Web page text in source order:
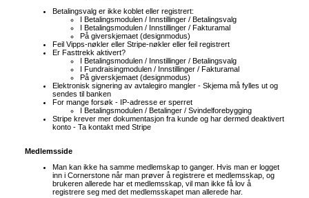
Advanced
Module
Audio
Calendar
Document
Form
Fundraising
Room
Betalingsvalg er ikke koblet eller registrert:
I Betalingsmodulen / Innstillinger / Betalingsvalg
I Betalingsmodulen / Innstillinger / Fakturamal
På giverskjemaet (designmodus)
Feil Vipps-nøkler eller Stripe-nøkler eller feil registrert
Er Fasttrekk aktivert?
I Betalingsmodulen / Innstillinger / Betalingsvalg
I Fundraisingmodulen / Innstillinger / Fakturamal
På giverskjemaet (designmodus)
Elektronisk signering av avtalegiro mangler - Skjema må fylles ut og
sendes til banken
For mange forsøk - IP-adresse er sperret
I Betalingsmodulen / Betalinger / Svindelforebygging
Stripe krever mer dokumentasjon fra kunde og har dermed deaktivert
konto - Ta kontakt med Stripe
Medlemsside
Man kan ikke ha samme medlemskap to ganger. Hvis man er logget
inn i Cornerstone når man prøver å registrere et medlemsskap, og
brukeren allerede har et medlemsskap, vil man ikke få lov å
registrere seg med det medlemsskapet man allerede har.